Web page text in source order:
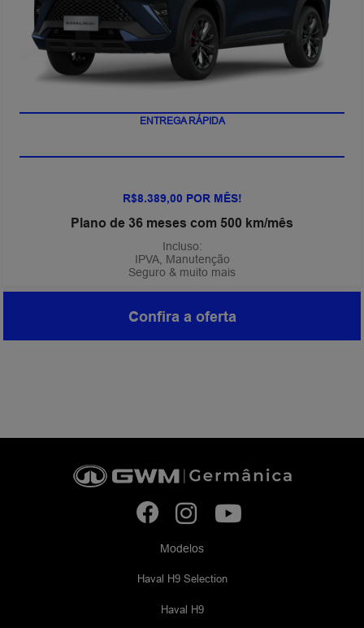
ENTREGA RÁPIDA
R$8.389,00 POR MÊS!
Plano de 36 meses com 500 km/mês
Incluso:
IPVA, Manutenção
Seguro & muito mais
Confira a oferta
Modelos
Haval H9 Selection
Haval H9